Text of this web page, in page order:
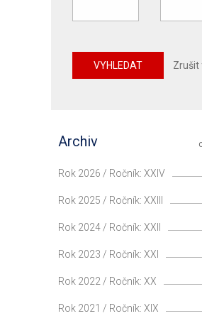
VYHLEDAT Zrušit
Archiv
Rok 2026 / Ročník: XXIV
Rok 2025 / Ročník: XXIII
Rok 2024 / Ročník: XXII
Rok 2023 / Ročník: XXI
Rok 2022 / Ročník: XX
Rok 2021 / Ročník: XIX